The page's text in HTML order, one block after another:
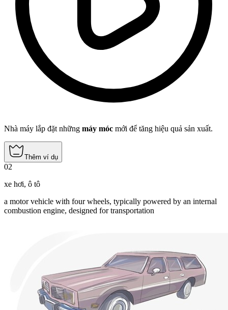
Nhà máy lắp đặt những máy móc mới để tăng hiệu quả sản xuất.
Thêm ví dụ
02
xe hơi, ô tô
a motor vehicle with four wheels, typically powered by an internal
combustion engine, designed for transportation